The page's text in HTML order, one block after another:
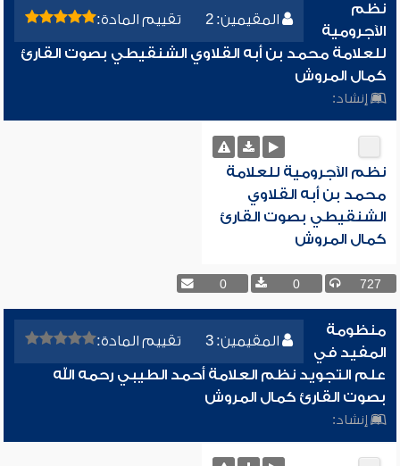
المقيمين: 2 تقييم المادة:
نظم
الآجرومية
للعلامة محمد بن أبه القلاوي الشنقيطي بصوت القارئ
كمال المروش
إنشاد:
نظم الآجرومية للعلامة
محمد بن أبه القلاوي
الشنقيطي بصوت القارئ
كمال المروش
727
0
0
المقيمين: 3 تقييم المادة:
منظومة
المفيد في
علم التجويد نظم العلامة أحمد الطيبي رحمه الله
بصوت القارئ كمال المروش
إنشاد: